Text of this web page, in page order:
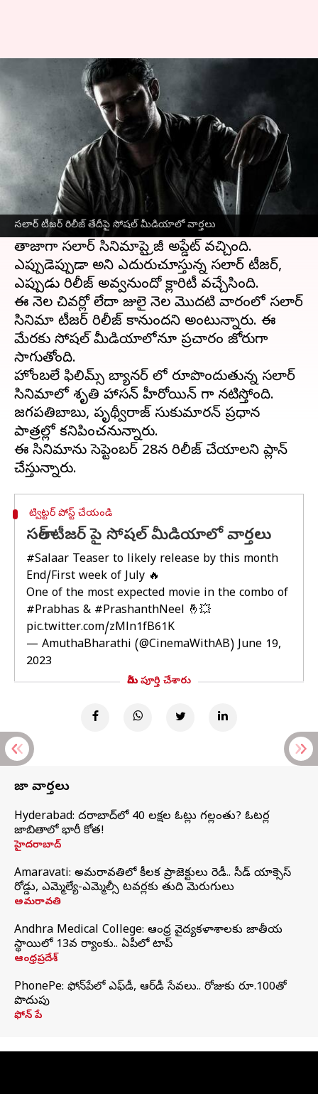
సలార్ టీజర్ రిలీజ్ తేదీపై సోషల్ మీడియాలో వార్తలు
సలార్ టీజర్ కు ముహూర్తం
కుదిరేసింది: రిలీజ్ ఎప్పుడంటే?
Sriram Pranateja Jun 19, 2023 05:08 pm
ఈ వార్తాకథనం ఏంటి
కేజీఎఫ్ తో సంచలనం సృష్టించిన దర్శకుడు ప్రశాంత్
నీల్ దర్శకత్వంలో పాన్ ఇండియా స్టార్ప్రభాస్,సలార్
సినిమాను చేస్తున్న సంగతి తెలిసిందే.
తాజాగా సలార్ సినిమాపై క్రేజీ అప్డేట్ వచ్చింది.
ఎప్పుడెప్పుడా అని ఎదురుచూస్తున్న సలార్ టీజర్,
ఎప్పుడు రిలీజ్ అవ్వనుందో క్లారిటీ వచ్చేసింది.
ఈ నెల చివర్లో లేదా జులై నెల మొదటి వారంలో సలార్
సినిమా టీజర్ రిలీజ్ కానుందని అంటున్నారు. ఈ
మేరకు సోషల్ మీడియాలోనూ ప్రచారం జోరుగా
సాగుతోంది.
హోంబలే ఫిలిమ్స్ బ్యానర్ లో రూపొందుతున్న సలార్
సినిమాలో శృతి హాసన్ హీరోయిన్ గా నటిస్తోంది.
జగపతిబాబు, పృథ్వీరాజ్ సుకుమారన్ ప్రధాన
పాత్రల్లో కనిపించనున్నారు.
ఈ సినిమాను సెప్టెంబర్ 28న రిలీజ్ చేయాలని ప్లాన్
ట్విట్టర్ పోస్ట్ చేయండి
సలార్ టీజర్ పై సోషల్ మీడియాలో వార్తలు
#Salaar Teaser to likely release by this month
End/First week of July 🔥
One of the most expected movie in the combo of
#Prabhas & #PrashanthNeel 🤞💥
pic.twitter.com/zMln1fB61K
— AmuthaBharathi (@CinemaWithAB)June 19,
2023
మీరు పూర్తి చేశారు
తాజా వార్తలు
Hyderabad: హైదరాబాద్‌లో 40 లక్షల ఓట్లు గల్లంతు? ఓటర్ల
జాబితాలో భారీ కోత!
హైదరాబాద్
Amaravati: అమరావతిలో కీలక ప్రాజెక్టులు రెడీ.. సీడ్‌ యాక్సెస్‌
రోడ్డు, ఎమ్మెల్యే-ఎమ్మెల్సీ టవర్లకు తుది మెరుగులు
అమరావతి
Andhra Medical College: ఆంధ్ర వైద్యకళాశాలకు జాతీయ
స్థాయిలో 13వ ర్యాంకు.. ఏపీలో టాప్
ఆంధ్రప్రదేశ్
PhonePe: ఫోన్‌పేలో ఎఫ్‌డీ, ఆర్‌డీ సేవలు.. రోజుకు రూ.100తో
పొదుపు
ఫోన్‌ పే